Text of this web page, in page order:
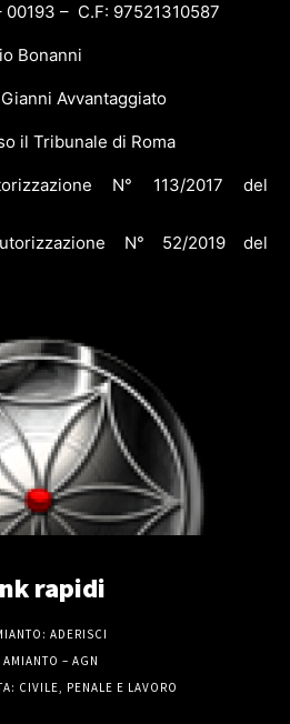
00193 – C.F: 97521310587
Bonanni
Avvantaggiato
il Tribunale di Roma
N° 113/2017 del
N° 52/2019 del
rapidi
ADERISCI
– AGN
CIVILE, PENALE E LAVORO